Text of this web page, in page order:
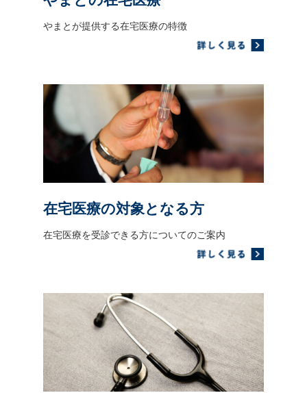
やまとが提供する在宅医療の特徴
在宅医療の対象となる方
在宅医療を受診できる方についてのご案内